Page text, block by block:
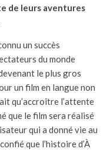
de leurs aventures
un succès
du monde
le plus gros
un film en langue non
qu’accroître l’attente
que le film sera réalisé
qui a donné vie au
que l’histoire d’À